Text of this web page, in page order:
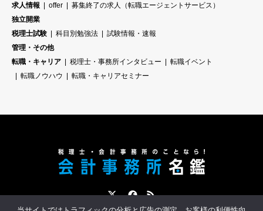
求人情報
offer
募集終了の求人（転職エージェントサービス）
独立開業
税理士試験
科目別勉強法
試験情報・速報
管理・その他
転職・キャリア
税理士・事務所インタビュー
転職イベント
転職ノウハウ
転職・キャリアセミナー
TwitterFacebookRSS